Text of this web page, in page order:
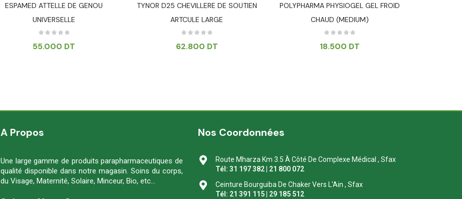
ESPAMED ATTELLE DE GENOU
UNIVERSELLE
55.000 DT
TYNOR D25 CHEVILLERE DE SOUTIEN
ARTCULE LARGE
62.800 DT
POLYPHARMA PHYSIOGEL GEL FROID
CHAUD (MEDIUM)
18.500 DT
A Propos
Une large gamme de produits parapharmaceutiques de
qualité disponible dans notre magasin. Soins du corps,
du Visage, Maternité, Solaire, Minceur, Bio, etc…
Nos Coordonnées
Route Mharza Km 3.5 À Côté De Complexe Médical , Sfax
Tél: 31 197 382 | 21 800 072
Ceinture Bourguiba De Chaker Vers L'Ain , Sfax
Tél: 21 391 115 | 29 185 512